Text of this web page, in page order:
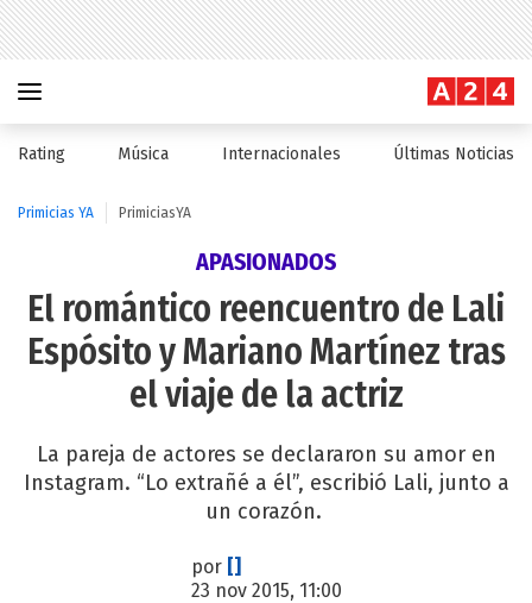
Rating Música Internacionales Últimas Noticias
Primicias YA PrimiciasYA
APASIONADOS
El romántico reencuentro de Lali
Espósito y Mariano Martínez tras
el viaje de la actriz
La pareja de actores se declararon su amor en
Instagram. “Lo extrañé a él”, escribió Lali, junto a
un corazón.
por []
23 nov 2015, 11:00